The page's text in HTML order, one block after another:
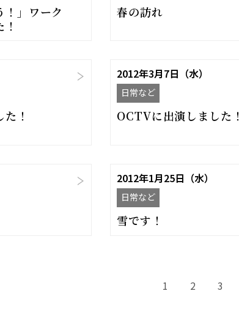
！」ワーク
春の訪れ
！
2012年3月7日（水）
日常など
OCTVに出演しました！
2012年1月25日（水）
日常など
雪です！
1 2 3